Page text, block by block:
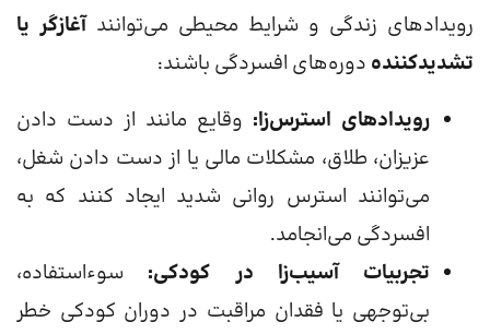
رویدادهای زندگی و شرایط محیطی می‌توانندآغازگر یا
تشدیدکننده دوره‌های افسردگی باشند:
رویدادهای استرس‌زا: وقایع مانند از دست دادن
عزیزان، طلاق، مشکلات مالی یا از دست دادن شغل،
می‌توانند استرس روانی شدید ایجاد کنند که به
افسردگی می‌انجامد.
تجربیات آسیب‌زا در کودکی: سوء‌استفاده،
بی‌توجهی یا فقدان مراقبت در دوران کودکی خطر